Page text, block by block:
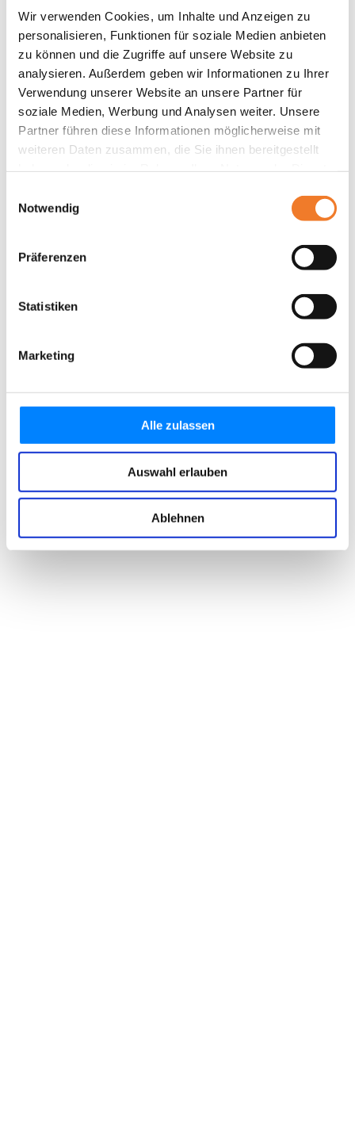
Wir verwenden Cookies, um Inhalte und Anzeigen zu
personalisieren, Funktionen für soziale Medien anbieten
zu können und die Zugriffe auf unsere Website zu
analysieren. Außerdem geben wir Informationen zu Ihrer
Verwendung unserer Website an unsere Partner für
soziale Medien, Werbung und Analysen weiter. Unsere
Partner führen diese Informationen möglicherweise mit
weiteren Daten zusammen, die Sie ihnen bereitgestellt
Notwendig
Präferenzen
Statistiken
Marketing
Alle zulassen
Auswahl erlauben
Ablehnen